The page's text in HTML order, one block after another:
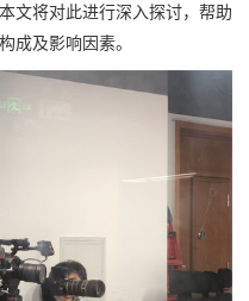
文将对此进行深入探讨，帮助
成及影响因素。